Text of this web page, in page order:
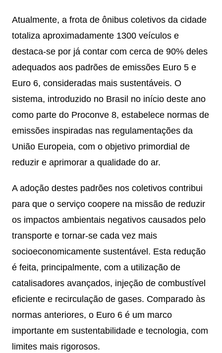
Atualmente, a frota de ônibus coletivos da cidade
totaliza aproximadamente 1300 veículos e
destaca-se por já contar com cerca de 90% deles
adequados aos padrões de emissões Euro 5 e
Euro 6, consideradas mais sustentáveis. O
sistema, introduzido no Brasil no início deste ano
como parte do Proconve 8, estabelece normas de
emissões inspiradas nas regulamentações da
União Europeia, com o objetivo primordial de
reduzir e aprimorar a qualidade do ar.
A adoção destes padrões nos coletivos contribui
para que o serviço coopere na missão de reduzir
os impactos ambientais negativos causados pelo
transporte e tornar-se cada vez mais
socioeconomicamente sustentável. Esta redução
é feita, principalmente, com a utilização de
catalisadores avançados, injeção de combustível
eficiente e recirculação de gases. Comparado às
normas anteriores, o Euro 6 é um marco
importante em sustentabilidade e tecnologia, com
limites mais rigorosos.